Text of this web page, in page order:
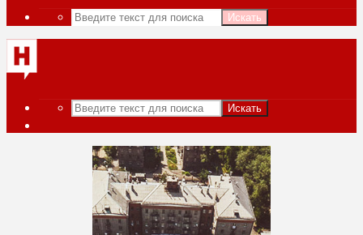
Искать
Искать